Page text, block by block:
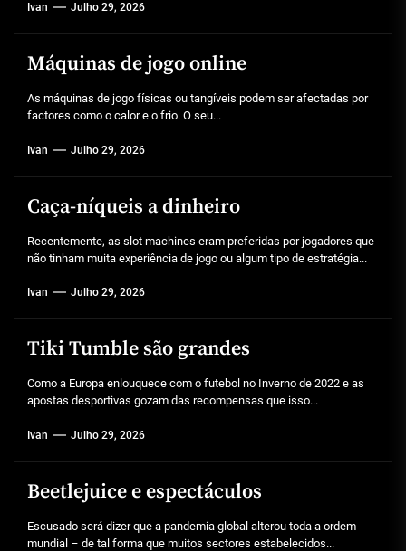
Ivan Julho 29, 2026
Máquinas de jogo online
As máquinas de jogo físicas ou tangíveis podem ser afectadas por
factores como o calor e o frio. O seu...
Ivan Julho 29, 2026
Caça-níqueis a dinheiro
Recentemente, as slot machines eram preferidas por jogadores que
não tinham muita experiência de jogo ou algum tipo de estratégia...
Ivan Julho 29, 2026
Tiki Tumble são grandes
Como a Europa enlouquece com o futebol no Inverno de 2022 e as
apostas desportivas gozam das recompensas que isso...
Ivan Julho 29, 2026
Beetlejuice e espectáculos
Escusado será dizer que a pandemia global alterou toda a ordem
mundial – de tal forma que muitos sectores estabelecidos...